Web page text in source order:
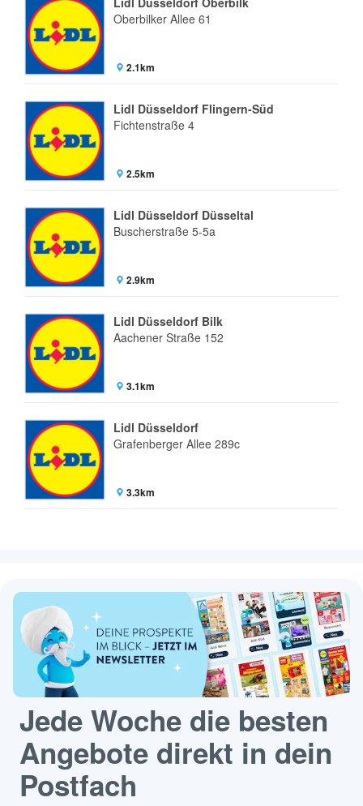
Oberbilker Allee 61
2.1km
Lidl Düsseldorf Flingern-Süd
Fichtenstraße 4
2.5km
Lidl Düsseldorf Düsseltal
Buscherstraße 5-5a
2.9km
Lidl Düsseldorf Bilk
Aachener Straße 152
3.1km
Lidl Düsseldorf
Grafenberger Allee 289c
3.3km
Jede Woche die besten
Angebote direkt in dein
Postfach